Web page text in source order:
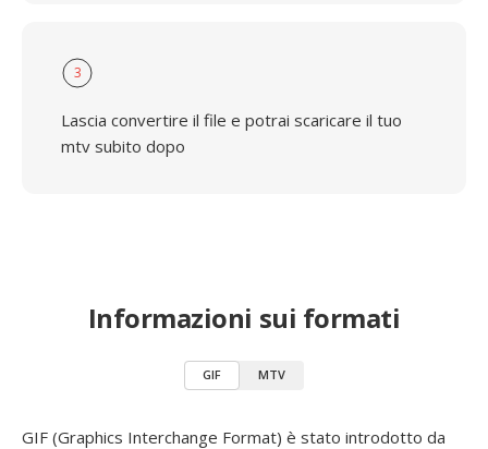
3
Lascia convertire il file e potrai scaricare il tuo
mtv subito dopo
Informazioni sui formati
GIF MTV
GIF (Graphics Interchange Format) è stato introdotto da